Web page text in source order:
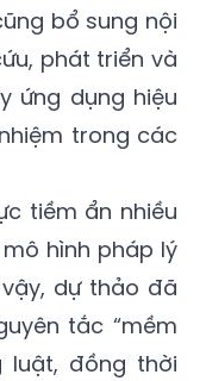
bổ sung nội
phát triển và
ứng dụng hiệu
trong các
tiềm ẩn nhiều
hình pháp lý
dự thảo đã
tắc “mềm
luật, đồng thời